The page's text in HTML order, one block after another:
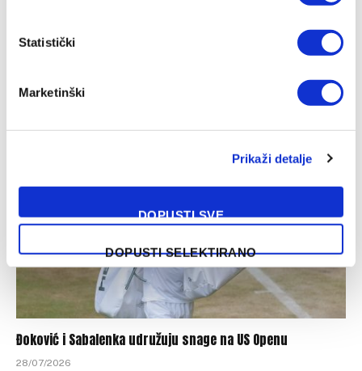
Statistički
Marketinški
Prikaži detalje
DOPUSTI SVE
DOPUSTI SELEKTIRANO
Đoković i Sabalenka udružuju snage na US Openu
28/07/2026